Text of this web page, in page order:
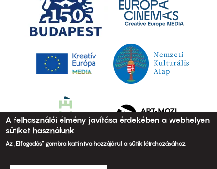
A felhasználói élmény javítása érdekében a webhelyen
sütiket használunk
Az „Elfogadás” gombra kattintva hozzájárul a sütik létrehozásához.